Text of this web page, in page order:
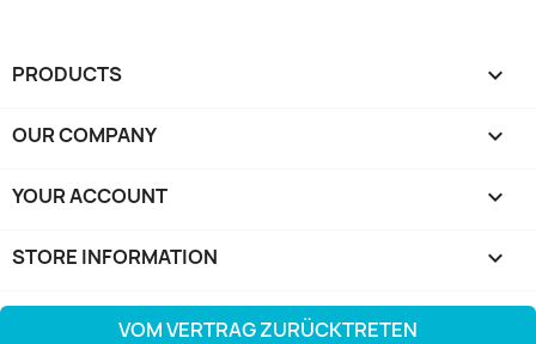
PRODUCTS 
OUR COMPANY 
YOUR ACCOUNT 
STORE INFORMATION keyboard_arrow_down
VOM VERTRAG ZURÜCKTRETEN